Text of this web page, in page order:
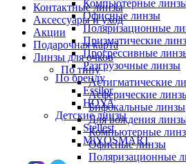
Контактные линзы
Аксессуары и уход
Акции
Подарочная карта
Линзы для очков
По типу
Астигматические
Асферические
Бифокальные линзы
Для вождения
Компьютерные
Офисные линзы
Поляризационные
Компьютерные
Офисные линзы
Поляризационные
Призматические
Прогрессивные
Разгрузочные линзы
По бренду
Essilor
HOYA
Детские линзы
Stellest
MiYOSMART